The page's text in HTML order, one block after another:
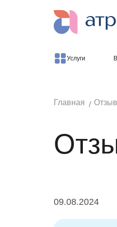
Версия для слабовидящих
Услуги
Главная
09.08.2024